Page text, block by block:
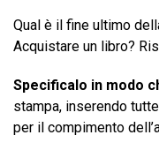
Qual è il fine ultimo
Acquistare un libro?
Specificalo in modo
stampa, inserendo
per il compimento